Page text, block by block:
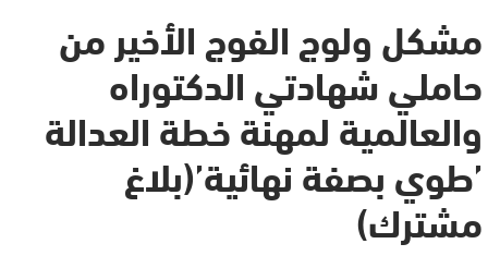
مشكل ولوج الفوج الأخير من
حاملي شهادتي الدكتوراه
والعالمية لمهنة خطة العدالة
’طوي بصفة نهائية’(بلاغ
مشترك)